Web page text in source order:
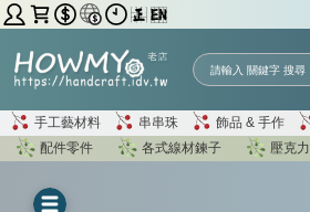
手工藝材料 串串珠 飾品 & 手作
配件零件
各式線材鍊子 壓克